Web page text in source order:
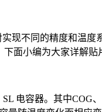
现不同的精度和温度
面小编为大家详解贴
电容器。其中COG、